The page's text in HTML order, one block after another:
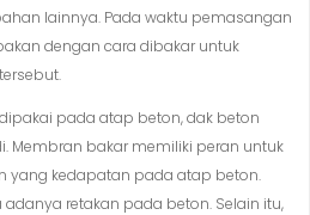
lainnya. Pada waktu pemasangan
dengan cara dibakar untuk
pada atap beton, dak beton
Membran bakar memiliki peran untuk
yang kedapatan pada atap beton.
retakan pada beton. Selain itu,